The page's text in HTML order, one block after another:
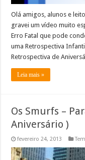
Olá amigos, alunos e
gravei um vídeo muito
Erro Fatal que pode
uma Retrospectiva
Retrospectiva de
Leia mais »
Os Smurfs –
Aniversário )
fevereiro 24, 2013